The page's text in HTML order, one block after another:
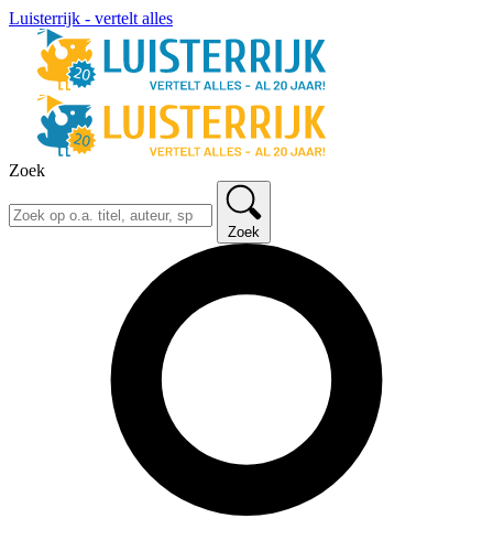
Luisterrijk - vertelt alles
Zoek
Zoek